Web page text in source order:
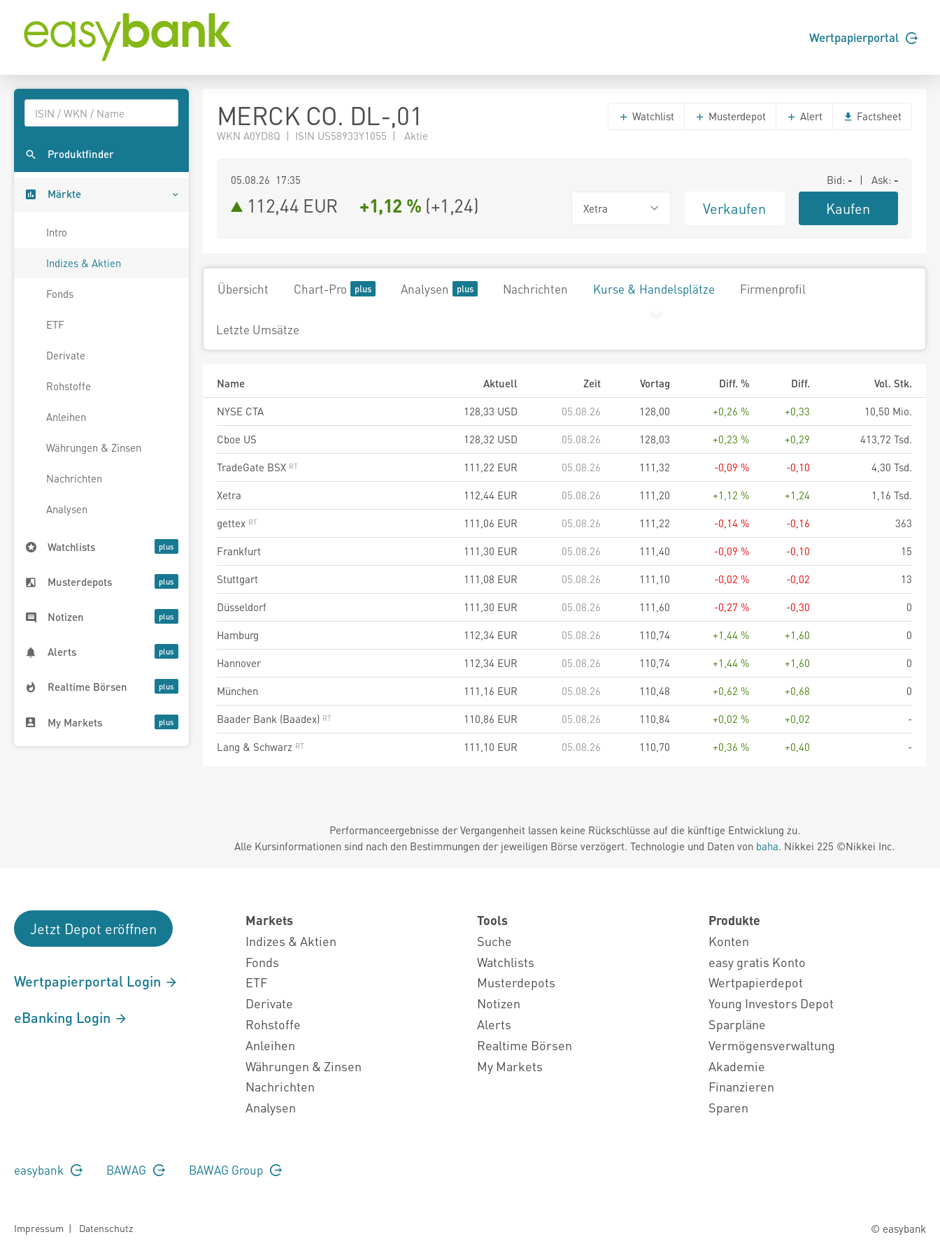
Wertpapierportal
Produktfinder
Märkte
Intro
Indizes & Aktien
Fonds
ETF
Derivate
Rohstoffe
Anleihen
Währungen & Zinsen
Nachrichten
Analysen
Watchlists
Musterdepots
Notizen
Alerts
Realtime Börsen
My Markets
MERCK CO. DL-,01
WKN A0YD8Q | ISIN US58933Y1055 | Aktie
Watchlist Musterdepot Alert Factsheet
05.08.26 17:35 Bid: - | Ask: -
112,44 EUR +1,12 % (+1,24) Xetra Verkaufen Kaufen
Übersicht Chart-Pro Analysen Nachrichten Kurse & Handelsplätze Firmenprofil
Letzte Umsätze
Name Aktuell Zeit Vortag Diff. % Diff.
Vol. Stk.
NYSE CTA
128,33 USD 05.08.26 128,00 +0,26 % +0,33
10,50 Mio.
Cboe US
128,32 USD 05.08.26 128,03 +0,23 % +0,29
413,72 Tsd.
TradeGate BSX
111,22 EUR 05.08.26 111,32 -0,09 % -0,10
4,30 Tsd.
Xetra
112,44 EUR 05.08.26 111,20 +1,12 % +1,24
1,16 Tsd.
gettex
111,06 EUR 05.08.26 111,22 -0,14 % -0,16
363
Frankfurt
111,30 EUR 05.08.26 111,40 -0,09 % -0,10
15
Stuttgart
111,08 EUR 05.08.26 111,10 -0,02 % -0,02
13
Düsseldorf
111,30 EUR 05.08.26 111,60 -0,27 % -0,30
0
Hamburg
112,34 EUR 05.08.26 110,74 +1,44 % +1,60
0
Hannover
112,34 EUR 05.08.26 110,74 +1,44 % +1,60
0
München
111,16 EUR 05.08.26 110,48 +0,62 % +0,68
0
Baader Bank (Baadex)
110,86 EUR 05.08.26 110,84 +0,02 % +0,02
-
Lang & Schwarz
111,10 EUR 05.08.26 110,70 +0,36 % +0,40 -
Performanceergebnisse der Vergangenheit lassen keine Rückschlüsse auf die künftige Entwicklung zu.
Alle Kursinformationen sind nach den Bestimmungen der jeweiligen Börse verzögert. Technologie und Daten von baha. Nikkei 225 ©Nikkei Inc.
Jetzt Depot eröffnen
Wertpapierportal Login
eBanking Login
Markets
Indizes & Aktien
Fonds
ETF
Derivate
Rohstoffe
Anleihen
Währungen & Zinsen
Nachrichten
Analysen
Tools
Suche
Watchlists
Musterdepots
Notizen
Alerts
Realtime Börsen
My Markets
Produkte
Konten
easy gratis Konto
Wertpapierdepot
Young Investors Depot
Sparpläne
Vermögensverwaltung
Akademie
Finanzieren
Sparen
easybank BAWAG BAWAG Group
Impressum | Datenschutz © easybank